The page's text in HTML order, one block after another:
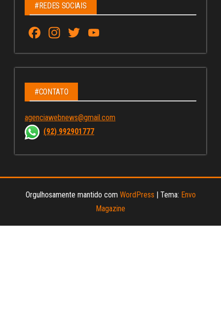
#REDES SOCIAIS
Fa
ce
bo
ok
In
st
ag
ra
m
T
wi
tt
u
Tu
C
ha
nn
#CONTATO
agenciawebnews@gmail.com
(92) 992901777
Orgulhosamente mantido com WordPress | Tema: Envo
Magazine